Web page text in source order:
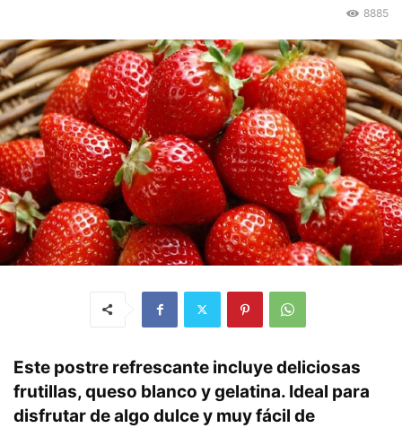
8885
Este postre refrescante incluye deliciosas
frutillas, queso blanco y gelatina. Ideal para
disfrutar de algo dulce y muy fácil de